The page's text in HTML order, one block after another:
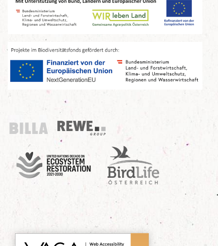
Billa
REWE Group
UN Decade
Birdlife